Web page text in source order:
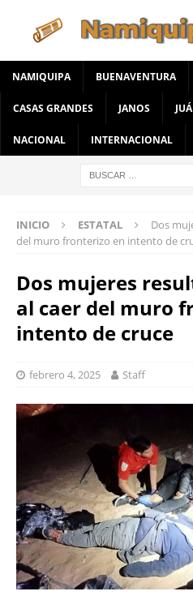
NAMIQUIPA BUENAVENTURA
CASAS GRANDES JANOS
NACIONAL INTERNACIONAL
INICIO ESTATAL
Dos
del muro fronterizo en intento de
Dos mujeres
al caer del muro
intento de cruce
febrero 4, 2025 Staff